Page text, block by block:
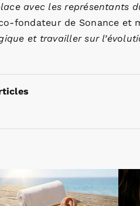
avec les représentants
fondateur de Sonance et
et travailler sur